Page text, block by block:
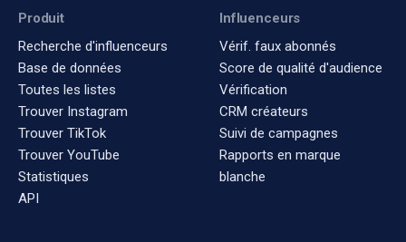
Produit
Recherche d'influenceurs
Base de données
Toutes les listes
Trouver Instagram
Trouver TikTok
Trouver YouTube
Statistiques
API
Influenceurs
Vérif. faux abonnés
Score de qualité d'audience
Vérification
CRM créateurs
Suivi de campagnes
Rapports en marque
blanche